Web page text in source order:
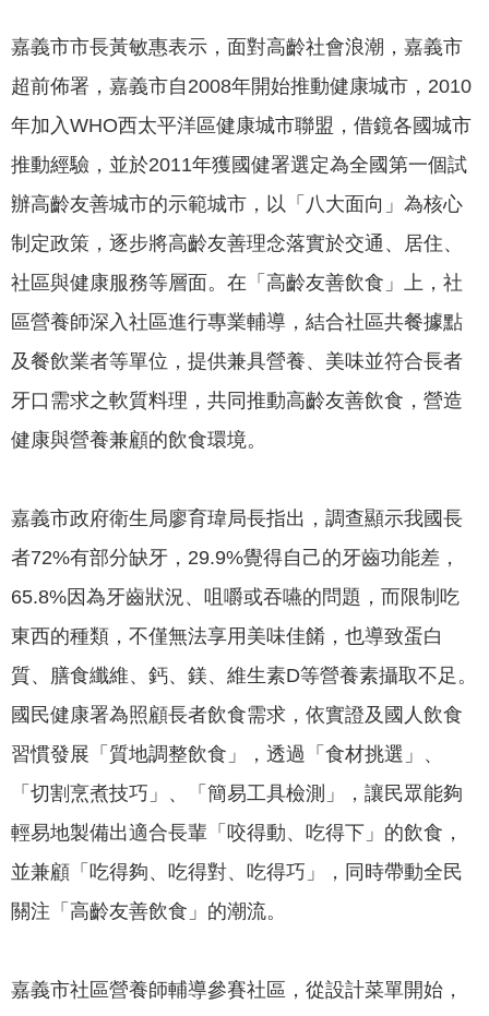
們
網
社
群
政
府
訊
公
抗
旱
節
區
站
導
覽
回
頁
English
資
安
策
嘉義市市長黃敏惠表示，面對高齡社會浪潮，嘉義市
超前佈署，嘉義市自2008年開始推動健康城市，2010
年加入WHO西太平洋區健康城市聯盟，借鏡各國城市
推動經驗，並於2011年獲國健署選定為全國第一個試
辦高齡友善城市的示範城市，以「八大面向」為核心
制定政策，逐步將高齡友善理念落實於交通、居住、
社區與健康服務等層面。在「高齡友善飲食」上，社
區營養師深入社區進行專業輔導，結合社區共餐據點
及餐飲業者等單位，提供兼具營養、美味並符合長者
牙口需求之軟質料理，共同推動高齡友善飲食，營造
健康與營養兼顧的飲食環境。
嘉義市政府衛生局廖育瑋局長指出，調查顯示我國長
者72%有部分缺牙，29.9%覺得自己的牙齒功能差，
65.8%因為牙齒狀況、咀嚼或吞嚥的問題，而限制吃
東西的種類，不僅無法享用美味佳餚，也導致蛋白
質、膳食纖維、鈣、鎂、維生素D等營養素攝取不足。
國民健康署為照顧長者飲食需求，依實證及國人飲食
習慣發展「質地調整飲食」，透過「食材挑選」、
「切割烹煮技巧」、「簡易工具檢測」，讓民眾能夠
輕易地製備出適合長輩「咬得動、吃得下」的飲食，
並兼顧「吃得夠、吃得對、吃得巧」，同時帶動全民
關注「高齡友善飲食」的潮流。
嘉義市社區營養師輔導參賽社區，從設計菜單開始，